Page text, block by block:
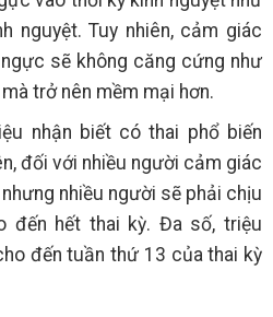
nguyệt. Tuy nhiên, cảm giác
sẽ không căng cứng như
trở nên mềm mại hơn.
nhận biết có thai phổ biến
đối với nhiều người cảm giác
nhiều người sẽ phải chịu
đến hết thai kỳ. Đa số, triệu
đến tuần thứ 13 của thai kỳ